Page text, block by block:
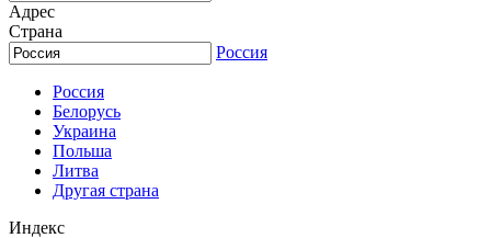
Адрес
Страна
Россия
Россия
Белорусь
Украина
Польша
Литва
Другая страна
Индекс